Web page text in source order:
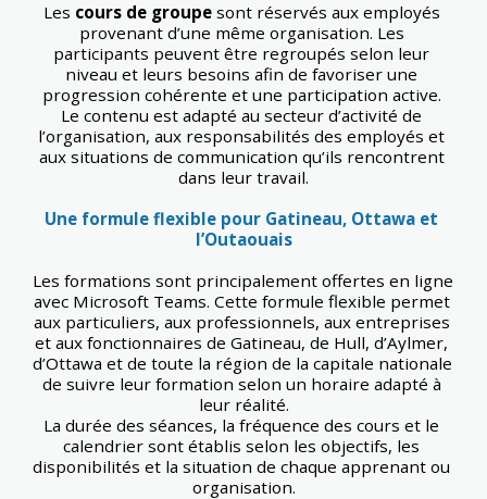
Les cours de groupe sont réservés aux employés
provenant d’une même organisation. Les
participants peuvent être regroupés selon leur
niveau et leurs besoins afin de favoriser une
progression cohérente et une participation active.
Le contenu est adapté au secteur d’activité de
l’organisation, aux responsabilités des employés et
aux situations de communication qu’ils rencontrent
dans leur travail.
Une formule flexible pour Gatineau, Ottawa et
l’Outaouais
Les formations sont principalement offertes en ligne
avec Microsoft Teams. Cette formule flexible permet
aux particuliers, aux professionnels, aux entreprises
et aux fonctionnaires de Gatineau, de Hull, d’Aylmer,
d’Ottawa et de toute la région de la capitale nationale
de suivre leur formation selon un horaire adapté à
leur réalité.
La durée des séances, la fréquence des cours et le
calendrier sont établis selon les objectifs, les
disponibilités et la situation de chaque apprenant ou
organisation.